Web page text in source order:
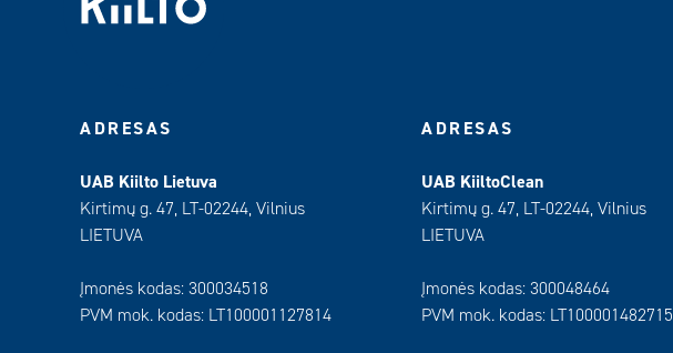
ADRESAS
UAB Kiilto Lietuva
Kirtimų g. 47, LT-02244, Vilnius
LIETUVA
Įmonės kodas: 300034518
PVM mok. kodas: LT100001127814
ADRESAS
UAB KiiltoClean
Kirtimų g. 47, LT-02244, Vilnius
LIETUVA
Įmonės kodas: 300048464
PVM mok. kodas: LT100001482715